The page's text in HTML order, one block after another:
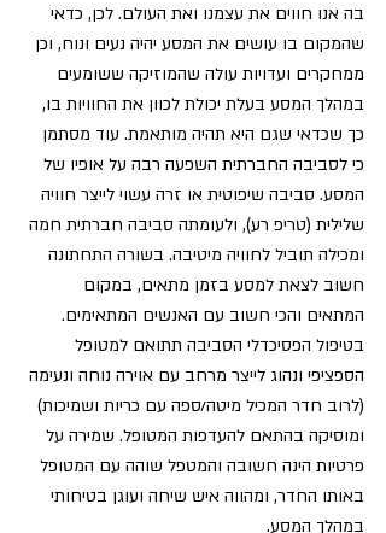
בה אנו חווים את עצמנו ואת העולם. לכן, כדאי
שהמקום בו עושים את המסע יהיה נעים ונוח, וכן
ממחקרים ועדויות עולה שהמוזיקה ששומעים
במהלך המסע בעלת יכולת לכוון את החוויות בו,
כך שכדאי שגם היא תהיה מותאמת. עוד מסתמן
כי לסביבה החברתית השפעה רבה על אופיו של
המסע. סביבה שיפוטית או זרה עשוי לייצר חוויה
שלילית (טריפ רע), ולעומתה סביבה חברתית חמה
ומכילה תוביל לחוויה מיטיבה. בשורה התחתונה
חשוב לצאת למסע בזמן מתאים, במקום
המתאים והכי חשוב עם האנשים המתאימים.
בטיפול הפסיכדלי הסביבה תתואם למטופל
הספציפי ונהוג לייצר מרחב עם אוירה נוחה ונעימה
(לרוב חדר המכיל מיטה/ספה עם כריות ושמיכות)
ומוסיקה בהתאם להעדפות המטופל. שמירה על
פרטיות הינה חשובה והמטפל שוהה עם המטופל
באותו החדר, ומהווה איש שיחה ועוגן בטיחותי
במהלך המסע.